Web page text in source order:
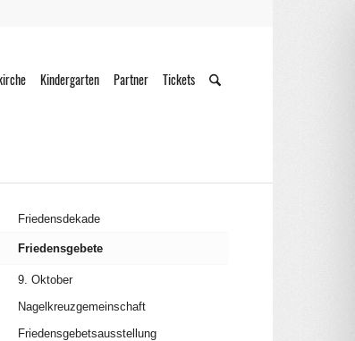
Kindergarten Partner Tickets
Friedensdekade
Friedensgebete
9. Oktober
Nagelkreuzgemeinschaft
Friedensgebetsausstellung